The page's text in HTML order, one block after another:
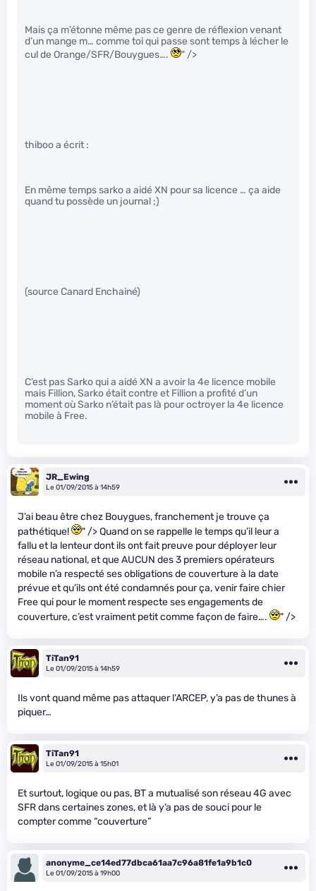
Mais ça m’étonne même pas ce genre de réflexion venant
d’un mange m… comme toi qui passe sont temps à lécher le
cul de Orange/SFR/Bouygues….
" />
thiboo a écrit :
En même temps sarko a aidé XN pour sa licence … ça aide
quand tu possède un journal ;)
(source Canard Enchainé)
C’est pas Sarko qui a aidé XN a avoir la 4e licence mobile
mais Fillion, Sarko était contre et Fillion a profité d’un
moment où Sarko n’était pas là pour octroyer la 4e licence
mobile à Free.
JR_Ewing
Le 01/09/2015 à 14h59
J’ai beau être chez Bouygues, franchement je trouve ça
pathétique!
" /> Quand on se rappelle le temps qu’il leur a
fallu et la lenteur dont ils ont fait preuve pour déployer leur
réseau national, et que AUCUN des 3 premiers opérateurs
mobile n’a respecté ses obligations de couverture à la date
prévue et qu’ils ont été condamnés pour ça, venir faire chier
Free qui pour le moment respecte ses engagements de
couverture, c’est vraiment petit comme façon de faire….
" />
TiTan91
Le 01/09/2015 à 14h59
Ils vont quand même pas attaquer l’ARCEP, y’a pas de thunes à
piquer…
TiTan91
Le 01/09/2015 à 15h01
Et surtout, logique ou pas, BT a mutualisé son réseau 4G avec
SFR dans certaines zones, et là y’a pas de souci pour le
compter comme “couverture”
anonyme_ce14ed77dbca61aa7c96a81fe1a9b1c0
Le 01/09/2015 à 19h00